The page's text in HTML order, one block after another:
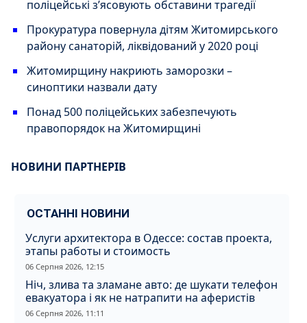
поліцейські з’ясовують обставини трагедії
Прокуратура повернула дітям Житомирського
району санаторій, ліквідований у 2020 році
Житомирщину накриють заморозки –
синоптики назвали дату
Понад 500 поліцейських забезпечують
правопорядок на Житомирщині
НОВИНИ ПАРТНЕРІВ
ОСТАННІ НОВИНИ
Услуги архитектора в Одессе: состав проекта,
этапы работы и стоимость
06 Серпня 2026, 12:15
Ніч, злива та зламане авто: де шукати телефон
евакуатора і як не натрапити на аферистів
06 Серпня 2026, 11:11